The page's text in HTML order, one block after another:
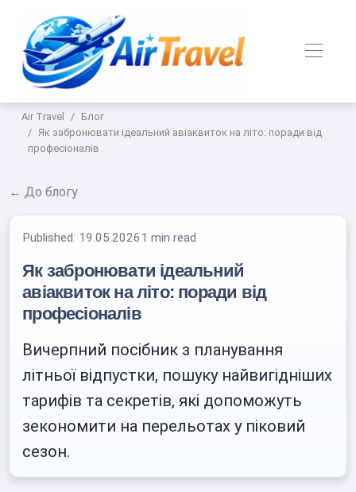
Air Travel
Блог
Як забронювати ідеальний авіаквиток на літо: поради від
професіоналів
← До блогу
Published: 19.05.20261 min read
Як забронювати ідеальний
авіаквиток на літо: поради від
професіоналів
Вичерпний посібник з планування
літньої відпустки, пошуку найвигідніших
тарифів та секретів, які допоможуть
зекономити на перельотах у піковий
сезон.